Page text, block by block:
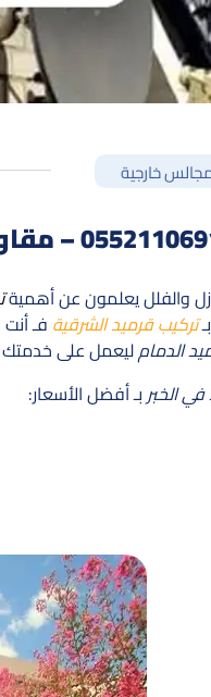
خارجية
والفلل يعلمون عن أهمية
تركيب قرميد الشرقية فـ
الدمامليعمل على
في الخبر بـ أفضل الأسعار: